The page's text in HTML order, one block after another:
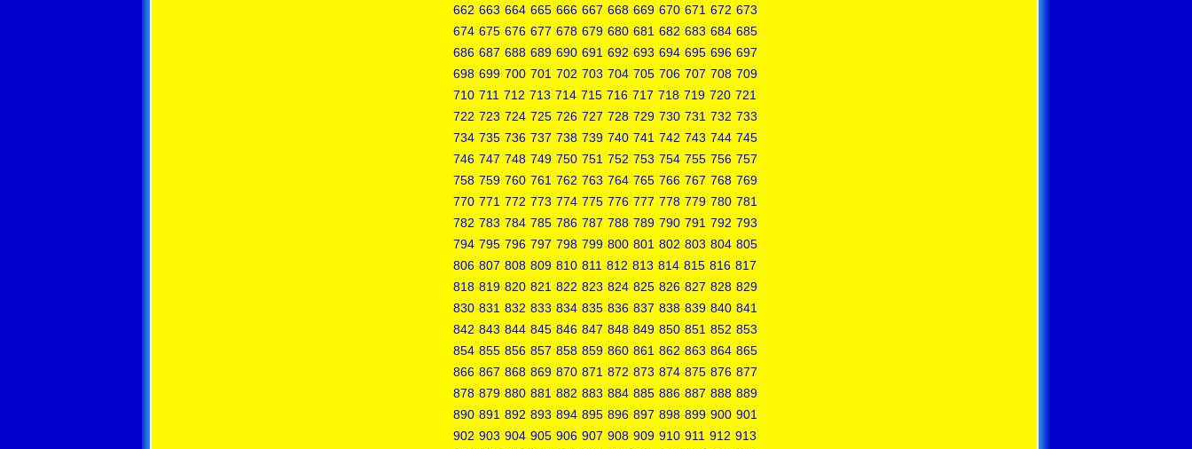
662 663 664 665 666 667 668 669 670 671 672 673
674 675 676 677 678 679 680 681 682 683 684 685
686 687 688 689 690 691 692 693 694 695 696 697
698 699 700 701 702 703 704 705 706 707 708 709
710 711 712 713 714 715 716 717 718 719 720 721
722 723 724 725 726 727 728 729 730 731 732 733
734 735 736 737 738 739 740 741 742 743 744 745
746 747 748 749 750 751 752 753 754 755 756 757
758 759 760 761 762 763 764 765 766 767 768 769
770 771 772 773 774 775 776 777 778 779 780 781
782 783 784 785 786 787 788 789 790 791 792 793
794 795 796 797 798 799 800 801 802 803 804 805
806 807 808 809 810 811 812 813 814 815 816 817
818 819 820 821 822 823 824 825 826 827 828 829
830 831 832 833 834 835 836 837 838 839 840 841
842 843 844 845 846 847 848 849 850 851 852 853
854 855 856 857 858 859 860 861 862 863 864 865
866 867 868 869 870 871 872 873 874 875 876 877
878 879 880 881 882 883 884 885 886 887 888 889
890 891 892 893 894 895 896 897 898 899 900 901
902 903 904 905 906 907 908 909 910 911 912 913